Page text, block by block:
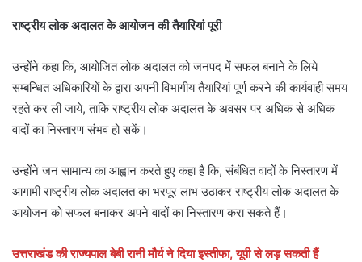
राष्ट्रीय लोक अदालत के आयोजन की तैयारियां पूरी
उन्होंने कहा कि, आयोजित लोक अदालत को जनपद में सफल बनाने के लिये
सम्बन्धित अधिकारियों के द्वारा अपनी विभागीय तैयारियां पूर्ण करने की कार्यवाही समय
रहते कर ली जाये, ताकि राष्ट्रीय लोक अदालत के अवसर पर अधिक से अधिक
वादों का निस्तारण संभव हो सकें।
उन्होंने जन सामान्य का आह्वान करते हुए कहा है कि, संबंधित वादों के निस्तारण में
आगामी राष्ट्रीय लोक अदालत का भरपूर लाभ उठाकर राष्ट्रीय लोक अदालत के
आयोजन को सफल बनाकर अपने वादों का निस्तारण करा सकते हैं।
उत्तराखंड की राज्यपाल बेबी रानी मौर्य ने दिया इस्तीफा, यूपी से लड़ सकती हैं